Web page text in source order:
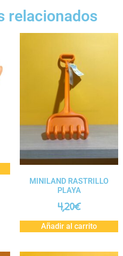
relacionados
MINILAND RASTRILLO
PLAYA
4,20€
Añadir al carrito